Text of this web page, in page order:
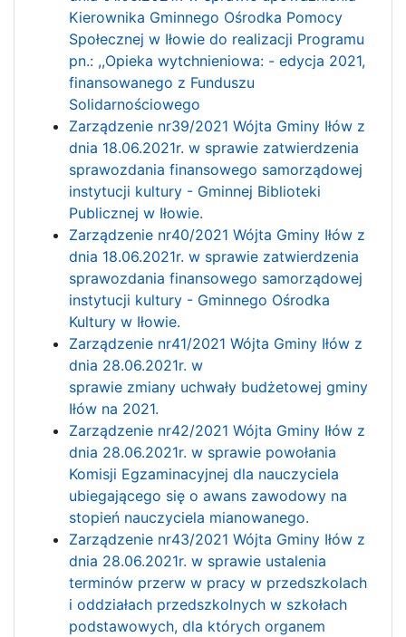
Kierownika Gminnego Ośrodka Pomocy
Społecznej w Iłowie do realizacji Programu
pn.: ,,Opieka wytchnieniowa: - edycja 2021,
finansowanego z Funduszu
Solidarnościowego
Zarządzenie nr39/2021 Wójta Gminy Iłów z
dnia 18.06.2021r. w sprawie zatwierdzenia
sprawozdania finansowego samorządowej
instytucji kultury - Gminnej Biblioteki
Publicznej w Iłowie.
Zarządzenie nr40/2021 Wójta Gminy Iłów z
dnia 18.06.2021r. w sprawie zatwierdzenia
sprawozdania finansowego samorządowej
instytucji kultury - Gminnego Ośrodka
Kultury w Iłowie.
Zarządzenie nr41/2021 Wójta Gminy Iłów z
dnia 28.06.2021r. w
sprawie zmiany uchwały budżetowej gminy
Iłów na 2021.
Zarządzenie nr42/2021 Wójta Gminy Iłów z
dnia 28.06.2021r. w sprawie powołania
Komisji Egzaminacyjnej dla nauczyciela
ubiegającego się o awans zawodowy na
stopień nauczyciela mianowanego.
Zarządzenie nr43/2021 Wójta Gminy Iłów z
dnia 28.06.2021r. w sprawie ustalenia
terminów przerw w pracy w przedszkolach
i oddziałach przedszkolnych w szkołach
podstawowych, dla których organem